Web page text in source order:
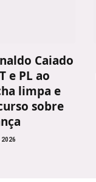
Caiado
e PL ao
limpa e
sobre
2026